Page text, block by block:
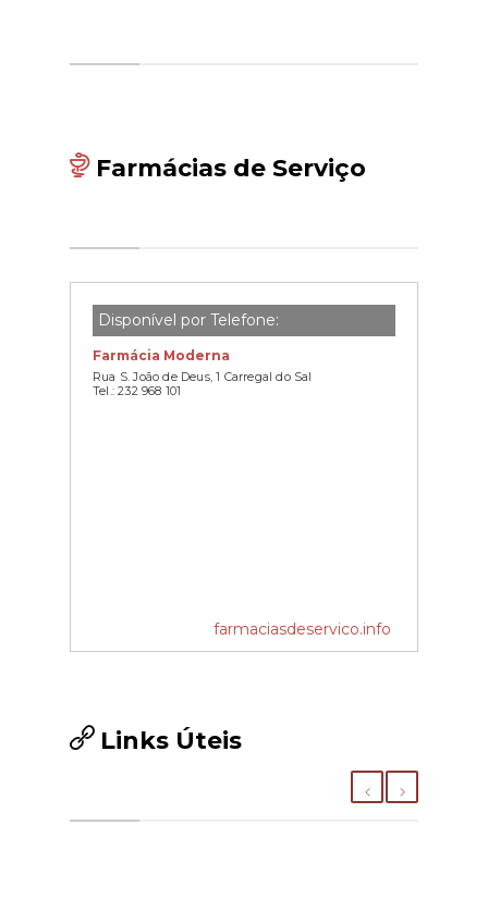
Farmácias de Serviço
Disponível por Telefone:
Farmácia Moderna
Rua S. João de Deus, 1 Carregal do Sal
Tel.: 232 968 101
farmaciasdeservico.info
Links Úteis